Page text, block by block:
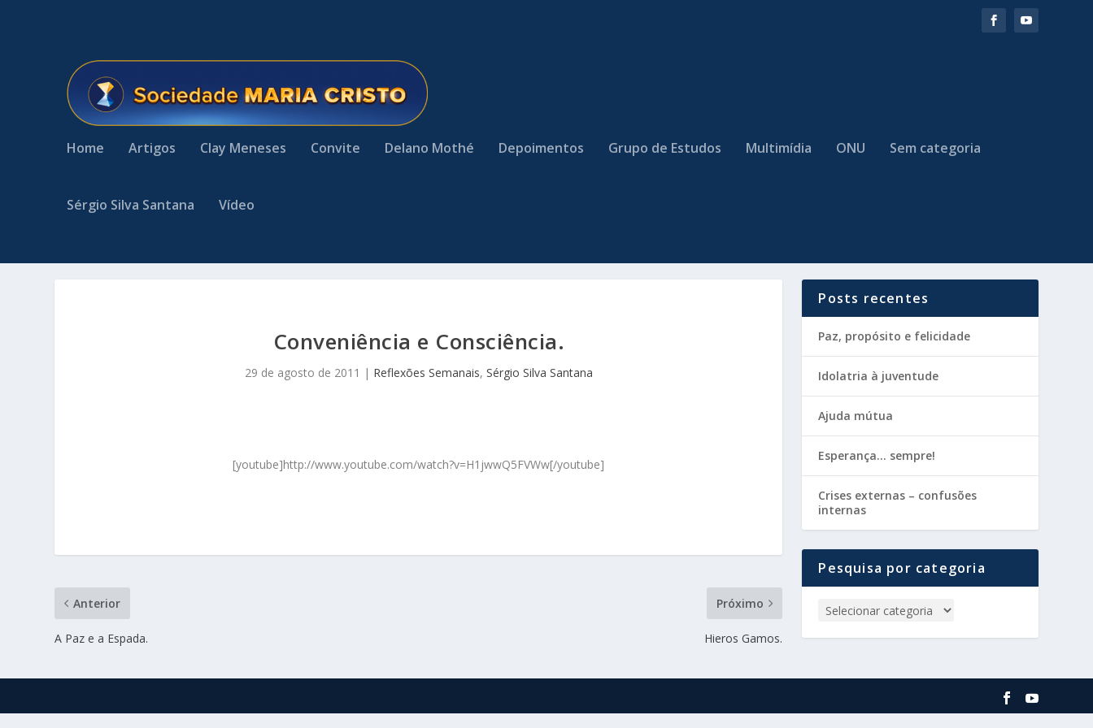
Home Artigos Clay Meneses Convite Delano Mothé Depoimentos Grupo de Estudos Multimídia ONU Sem categoria
Sérgio Silva Santana Vídeo
Conveniência e Consciência.
29 de agosto de 2011 | Reflexões Semanais, Sérgio Silva Santana
[youtube]http://www.youtube.com/watch?v=H1jwwQ5FVWw[/youtube]
Anterior
A Paz e a Espada.
Próximo
Hieros Gamos.
Posts recentes
Paz, propósito e felicidade
Idolatria à juventude
Ajuda mútua
Esperança… sempre!
Crises externas – confusões
internas
Pesquisa por categoria